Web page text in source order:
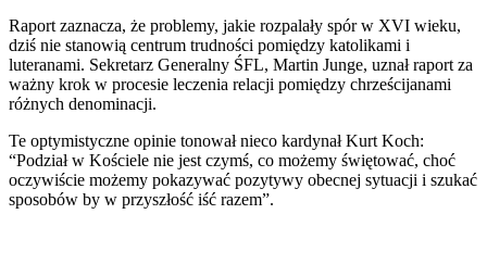
Raport zaznacza, że problemy, jakie rozpalały spór w XVI wieku,
dziś nie stanowią centrum trudności pomiędzy katolikami i
luteranami. Sekretarz Generalny ŚFL, Martin Junge, uznał raport za
ważny krok w procesie leczenia relacji pomiędzy chrześcijanami
różnych denominacji.
Te optymistyczne opinie tonował nieco kardynał Kurt Koch:
“Podział w Kościele nie jest czymś, co możemy świętować, choć
oczywiście możemy pokazywać pozytywy obecnej sytuacji i szukać
sposobów by w przyszłość iść razem”.